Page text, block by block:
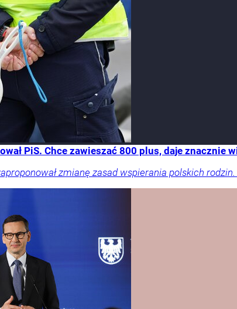
PiS. Chce zawieszać 800 plus, daje znacznie
zmianę zasad wspierania polskich